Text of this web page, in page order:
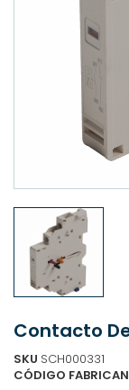
Contacto
SKU SCH000331
CÓDIGO